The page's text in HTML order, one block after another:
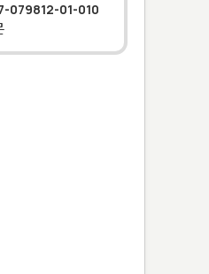
079812-01-010